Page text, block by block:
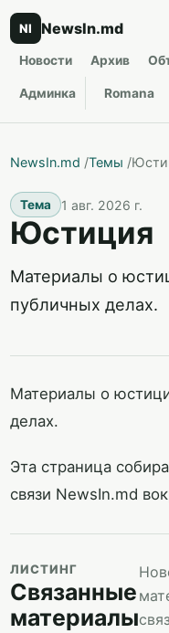
NI NewsIn.md
Новости Архив
Админка Romana
NewsIn.md /Темы /
Тема 1 авг. 2026 г.
Юстиция
Материалы о
публичных делах.
Материалы о
делах.
Эта страница
связи NewsIn.md
ЛИСТИНГ
Связанные
материалы